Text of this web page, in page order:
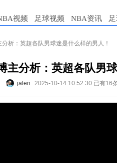
视频 足球视频 NBA资讯
析：英超各队男球迷是什么样的男人！
主分析：英超各队男
jalen 2025-10-14 10:52:30 已有16